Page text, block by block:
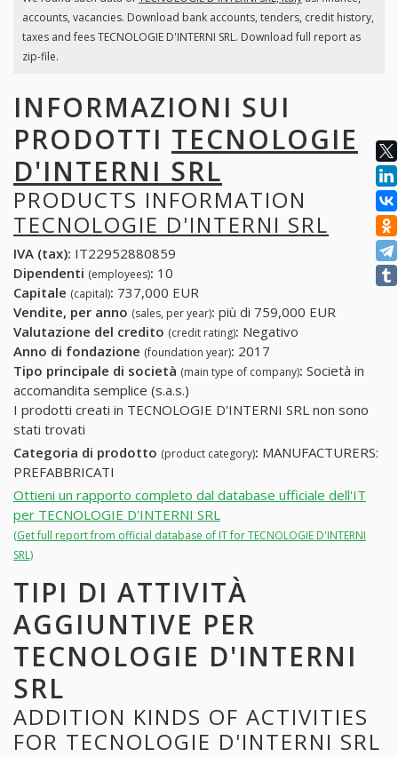
accounts, vacancies. Download bank accounts, tenders, credit history,
taxes and fees TECNOLOGIE D'INTERNI SRL. Download full report as
zip-file.
INFORMAZIONI SUI
PRODOTTI TECNOLOGIE
D'INTERNI SRL
PRODUCTS INFORMATION
TECNOLOGIE D'INTERNI SRL
IVA (tax): IT22952880859
Dipendenti (employees): 10
Capitale (capital): 737,000 EUR
Vendite, per anno (sales, per year): più di 759,000 EUR
Valutazione del credito (credit rating): Negativo
Anno di fondazione (foundation year): 2017
Tipo principale di società (main type of company): Società in
accomandita semplice (s.a.s.)
I prodotti creati in TECNOLOGIE D'INTERNI SRL non sono
stati trovati
Categoria di prodotto (product category): MANUFACTURERS:
PREFABBRICATI
Ottieni un rapporto completo dal database ufficiale dell'IT
per TECNOLOGIE D'INTERNI SRL
(Get full report from official database of IT for TECNOLOGIE D'INTERNI
SRL)
TIPI DI ATTIVITÀ
AGGIUNTIVE PER
TECNOLOGIE D'INTERNI
SRL
ADDITION KINDS OF ACTIVITIES
FOR TECNOLOGIE D'INTERNI SRL